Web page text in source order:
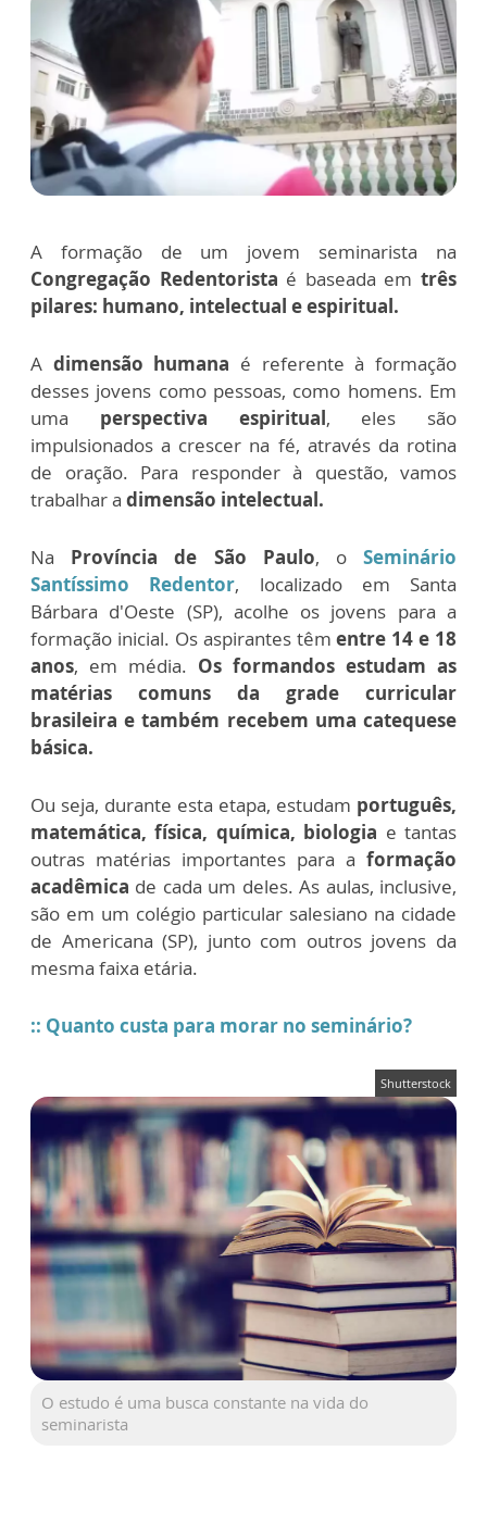
A formação de um jovem seminarista na
Congregação Redentorista é baseada em três
pilares: humano, intelectual e espiritual.
A dimensão humana é referente à formação
desses jovens como pessoas, como homens. Em
uma perspectiva espiritual, eles são
impulsionados a crescer na fé, através da rotina
de oração. Para responder à questão, vamos
trabalhar a dimensão intelectual.
Na Província de São Paulo, oSeminário
Santíssimo Redentor, localizado em Santa
Bárbara d'Oeste (SP), acolhe os jovens para a
formação inicial. Os aspirantes têmentre 14 e 18
anos, em média. Os formandos estudam as
matérias comuns da grade curricular
brasileira e também recebem uma catequese
básica.
Ou seja, durante esta etapa, estudam português,
matemática, física, química, biologia e tantas
outras matérias importantes para a formação
acadêmica de cada um deles. As aulas, inclusive,
são em um colégio particular salesiano na cidade
de Americana (SP), junto com outros jovens da
mesma faixa etária.
:: Quanto custa para morar no seminário?
Shutterstock
O estudo é uma busca constante na vida do
seminarista